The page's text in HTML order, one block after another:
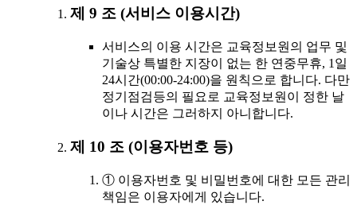
제 9 조 (서비스 이용시간)
서비스의 이용 시간은 교육정보원의 업무 및
기술상 특별한 지장이 없는 한 연중무휴, 1일
24시간(00:00-24:00)을 원칙으로 합니다. 다만
정기점검등의 필요로 교육정보원이 정한 날
이나 시간은 그러하지 아니합니다.
제 10 조 (이용자번호 등)
① 이용자번호 및 비밀번호에 대한 모든 관리
책임은 이용자에게 있습니다.